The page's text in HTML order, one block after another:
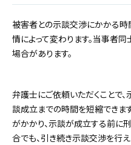
被害者との示談交渉にかかる
情によって変わります。当事者
場合があります。
弁護士にご依頼いただくことで
談成立までの時間を短縮できま
がかかり、示談が成立する前に
合でも、引き続き示談交渉を行え